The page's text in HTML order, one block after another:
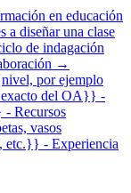
en educación
a diseñar una clase
de indagación
→
por ejemplo
del OA}} -
Recursos
vasos
etc.}} - Experiencia